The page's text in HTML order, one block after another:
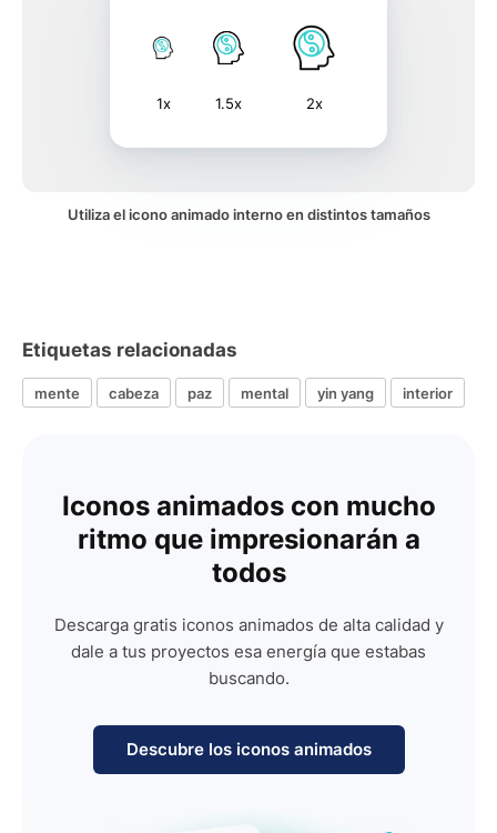
1x 1.5x 2x
Utiliza el icono animado interno en distintos tamaños
Etiquetas relacionadas
mente cabeza paz mental yin yang interior
Iconos animados con mucho
ritmo que impresionarán a
todos
Descarga gratis iconos animados de alta calidad y
dale a tus proyectos esa energía que estabas
buscando.
Descubre los iconos animados